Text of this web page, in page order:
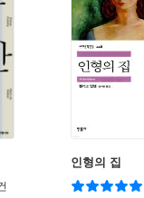
인형의 집